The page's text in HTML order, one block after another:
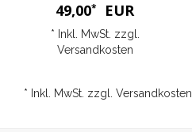
49,00* EUR
* Inkl. MwSt. zzgl.
Versandkosten
* Inkl. MwSt. zzgl. Versandkosten